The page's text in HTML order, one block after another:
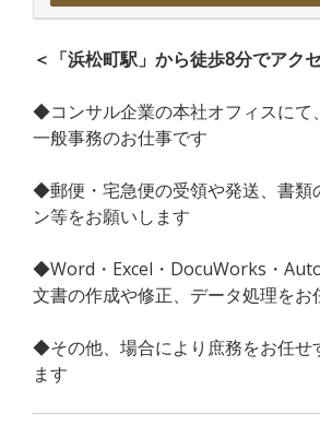
＜「浜松町駅」から徒歩8分でアク
◆コンサル企業の本社オフィスにて
一般事務のお仕事です
◆郵便・宅急便の受領や発送、書類
ン等をお願いします
◆Word・Excel・DocuWorks・
文書の作成や修正、データ処理をお
◆その他、場合により庶務をお任せ
ます